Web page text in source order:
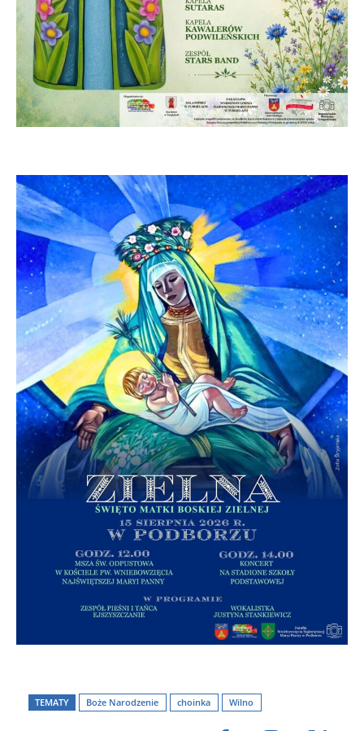
TEMATY Boże Narodzenie choinka Wilno